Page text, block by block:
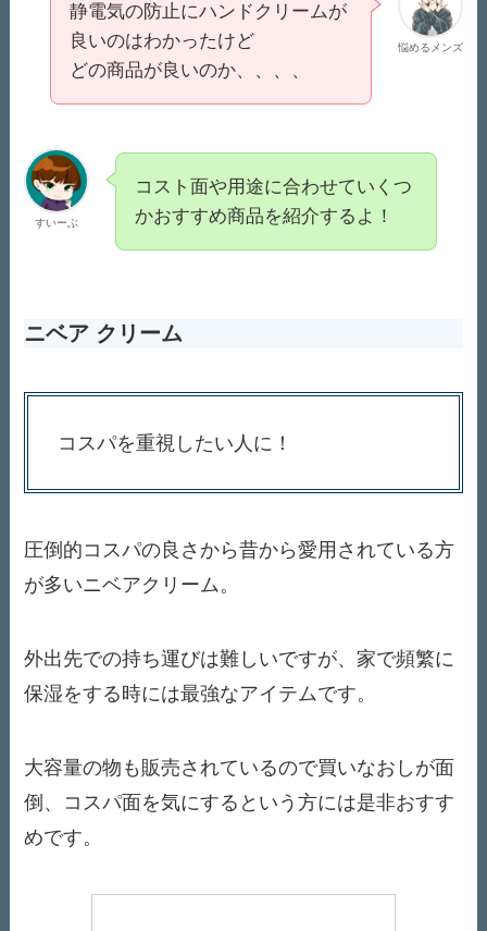
悩めるメンズ
静電気の防止にハンドクリームが
良いのはわかったけど
どの商品が良いのか、、、、
すいーぶ
コスト面や用途に合わせていくつ
かおすすめ商品を紹介するよ！
ニベア クリーム
コスパを重視したい人に！
圧倒的コスパの良さから昔から愛用されている方
が多いニベアクリーム。
外出先での持ち運びは難しいですが、家で頻繁に
保湿をする時には最強なアイテムです。
大容量の物も販売されているので買いなおしが面
倒、コスパ面を気にするという方には是非おすす
めです。